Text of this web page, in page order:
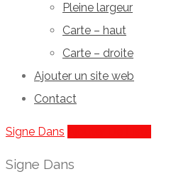
Pleine largeur
Carte – haut
Carte – droite
Ajouter un site web
Contact
Signe Dans
Signe Dans